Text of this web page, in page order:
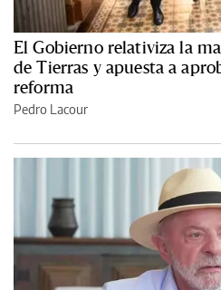
El Gobierno relativiza la
de Tierras y apuesta a
reforma
Pedro Lacour